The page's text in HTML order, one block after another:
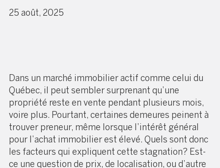
25 août, 2025
Dans un marché immobilier actif comme celui du
Québec, il peut sembler surprenant qu’une
propriété reste en vente pendant plusieurs mois,
voire plus. Pourtant, certaines demeures peinent à
trouver preneur, même lorsque l’intérêt général
pour l’achat immobilier est élevé. Quels sont donc
les facteurs qui expliquent cette stagnation? Est-
ce une question de prix, de localisation, ou d’autre